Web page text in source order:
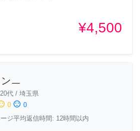
¥4,500
ㅡ
20代 / 埼玉県
0 sentiment_dissatisfied 0
ジ平均返信時間: 12時間以内